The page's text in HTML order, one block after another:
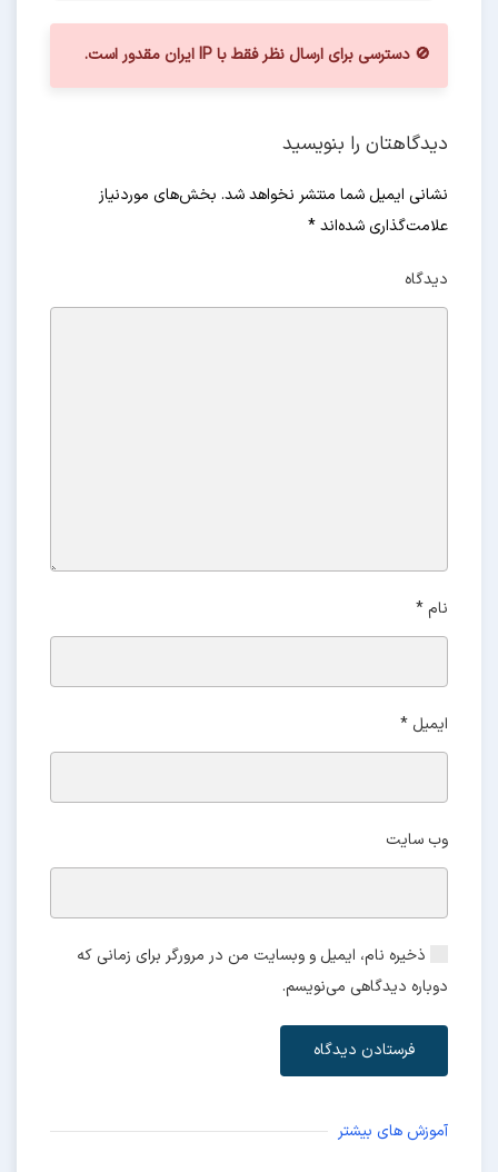
🚫 دسترسی برای ارسال نظر فقط با IP ایران مقدور است.
دیدگاهتان را بنویسید
نشانی ایمیل شما منتشر نخواهد شد. بخش‌های موردنیاز
علامت‌گذاری شده‌اند*
دیدگاه
نام*
ایمیل *
وب‌ سایت
ذخیره نام، ایمیل و وبسایت من در مرورگر برای زمانی که
دوباره دیدگاهی می‌نویسم.
فرستادن دیدگاه
آموزش های بیشتر